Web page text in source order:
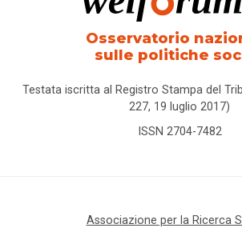
Osservatorio
sulle politiche
Testata iscritta al Registro Stampa del
227, 19 luglio 2017)
ISSN 2704-7482
Associazione per la Ricerca